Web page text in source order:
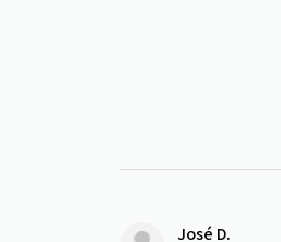
José D.